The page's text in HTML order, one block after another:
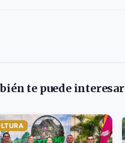
te puede interesar